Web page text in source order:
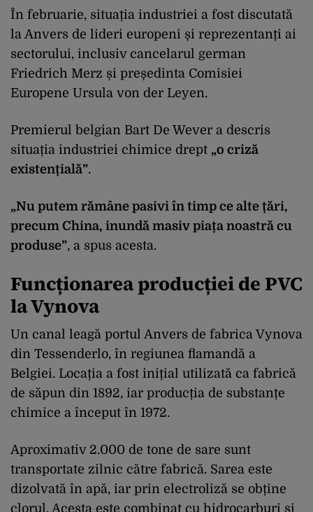
În februarie, situația industriei a fost discutată
la Anvers de lideri europeni și reprezentanți ai
sectorului, inclusiv cancelarul german
Friedrich Merz și președinta Comisiei
Europene Ursula von der Leyen.
Premierul belgian Bart De Wever a descris
situația industriei chimice drept „o criză
existențială”.
„Nu putem rămâne pasivi în timp ce alte țări,
precum China, inundă masiv piața noastră cu
produse”, a spus acesta.
Funcționarea producției de PVC
la Vynova
Un canal leagă portul Anvers de fabrica Vynova
din Tessenderlo, în regiunea flamandă a
Belgiei. Locația a fost inițial utilizată ca fabrică
de săpun din 1892, iar producția de substanțe
chimice a început în 1972.
Aproximativ 2.000 de tone de sare sunt
transportate zilnic către fabrică. Sarea este
dizolvată în apă, iar prin electroliză se obține
clorul. Acesta este combinat cu hidrocarburi și